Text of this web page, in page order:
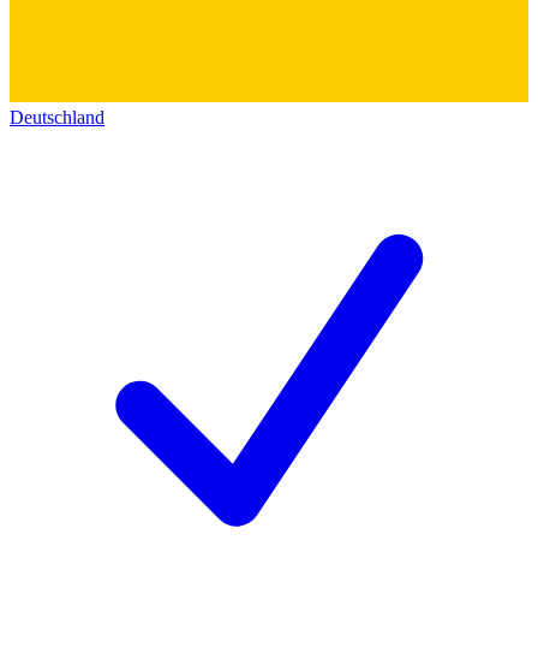
Deutschland